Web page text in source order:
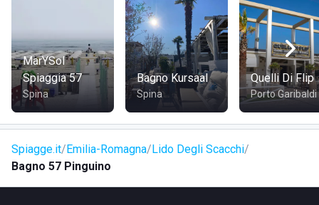
MarYSol
Spiaggia 57
Spina
Bagno Kursaal
Spina
Quelli Di Flip
Porto Garibaldi
Spiagge.it Emilia-Romagna Lido Degli Scacchi
Bagno 57 Pinguino